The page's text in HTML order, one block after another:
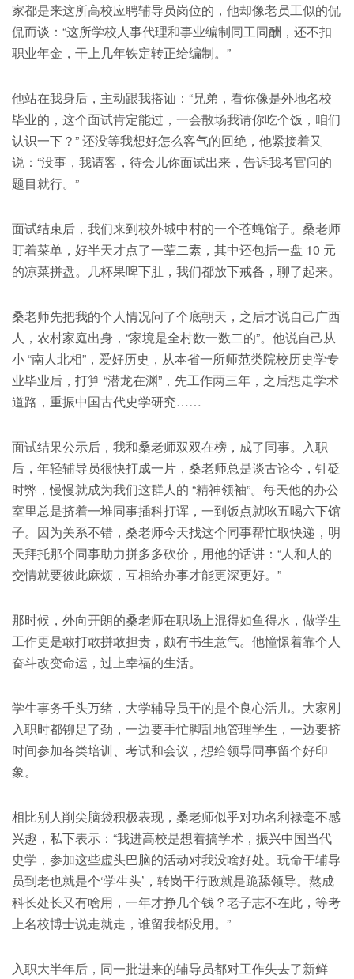
家都是来这所高校应聘辅导员岗位的，他却像老员工似的侃
侃而谈：“这所学校人事代理和事业编制同工同酬，还不扣
职业年金，干上几年铁定转正给编制。”
他站在我身后，主动跟我搭讪：“兄弟，看你像是外地名校
毕业的，这个面试肯定能过，一会散场我请你吃个饭，咱们
认识一下？” 还没等我想好怎么客气的回绝，他紧接着又
说：“没事，我请客，待会儿你面试出来，告诉我考官问的
题目就行。”
面试结束后，我们来到校外城中村的一个苍蝇馆子。桑老师
盯着菜单，好半天才点了一荤二素，其中还包括一盘 10 元
的凉菜拼盘。几杯果啤下肚，我们都放下戒备，聊了起来。
桑老师先把我的个人情况问了个底朝天，之后才说自己广西
人，农村家庭出身，“家境是全村数一数二的”。他说自己从
小 “南人北相”，爱好历史，从本省一所师范类院校历史学专
业毕业后，打算 “潜龙在渊”，先工作两三年，之后想走学术
道路，重振中国古代史学研究……
面试结果公示后，我和桑老师双双在榜，成了同事。入职
后，年轻辅导员很快打成一片，桑老师总是谈古论今，针砭
时弊，慢慢就成为我们这群人的 “精神领袖”。每天他的办公
室里总是挤着一堆同事插科打诨，一到饭点就吆五喝六下馆
子。因为关系不错，桑老师今天找这个同事帮忙取快递，明
天拜托那个同事助力拼多多砍价，用他的话讲：“人和人的
交情就要彼此麻烦，互相给办事才能更深更好。”
那时候，外向开朗的桑老师在职场上混得如鱼得水，做学生
工作更是敢打敢拼敢担责，颇有书生意气。他憧憬着靠个人
奋斗改变命运，过上幸福的生活。
学生事务千头万绪，大学辅导员干的是个良心活儿。大家刚
入职时都铆足了劲，一边要手忙脚乱地管理学生，一边要挤
时间参加各类培训、考试和会议，想给领导同事留个好印
象。
相比别人削尖脑袋积极表现，桑老师似乎对功名利禄毫不感
兴趣，私下表示：“我进高校是想着搞学术，振兴中国当代
史学，参加这些虚头巴脑的活动对我没啥好处。玩命干辅导
员到老也就是个‘学生头’，转岗干行政就是跪舔领导。熬成
科长处长又有啥用，一年才挣几个钱？老子志不在此，等考
上名校博士说走就走，谁留我都没用。”
入职大半年后，同一批进来的辅导员都对工作失去了新鲜